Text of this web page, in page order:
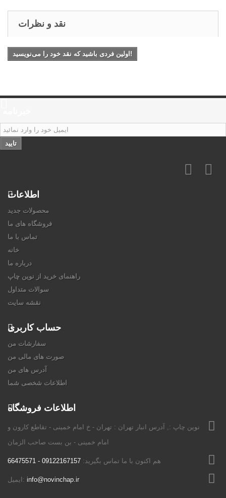
نقد و نظرات
اولین فردی باشید که نقد خود را می‌نویسید!
تایید
اطلاعات
محصولات جدید
فروشگاه های ما
تماس با ما
خانه
درباره ما
راهنمای خرید از نوین چاپ
سوالات متداول
نقشه سایت
حساب کاربری
سفارشات من
صورت های مالی من
آدرس های من
اطلاعات شخصی شما
اطلاعات فروشگاه
نوين چاپ :, آدرس انبار تهران : تهران - خ امام خمینی - تقاطع کارون و
امام خمینی - بن بست صاحب الزمان
هم اکنون با ما تماس بگیرید: 09122167157 - 66475571
ایمیل: info@novinchap.ir